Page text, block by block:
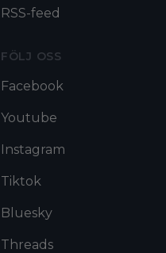
RSS-feed
FÖLJ OSS
Facebook
Youtube
Instagram
Tiktok
Bluesky
Threads